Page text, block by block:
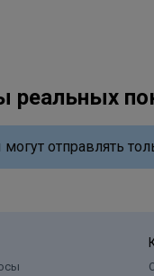
реальных
отправлять